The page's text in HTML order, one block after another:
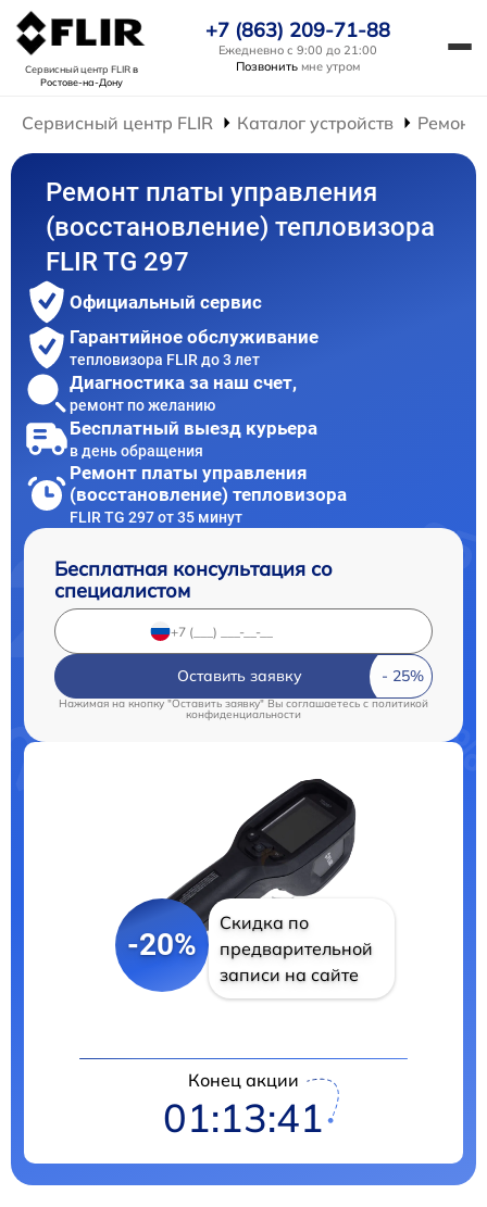
Сервисный центр FLIRв
Ростове-на-Дону
+7 (863) 209-71-88
Ежедневно с 9:00 до 21:00
Позвонить мне утром
Сервисный центр FLIR Каталог устройств Ремонт
Ремонт платы управления
(восстановление) тепловизора
FLIR TG 297
Официальный сервис
Гарантийное обслуживание
тепловизора FLIR до 3 лет
Диагностика за наш счет,
ремонт по желанию
Бесплатный выезд курьера
в день обращения
Ремонт платы управления
(восстановление) тепловизора
FLIR TG 297 от 35 минут
Бесплатная консультация со
специалистом
Оставить заявку
Нажимая на кнопку "Оставить заявку" Вы соглашаетесь c политикой
конфиденциальности
-20%
Скидка по
предварительной
записи на сайте
Конец акции
01:13:41